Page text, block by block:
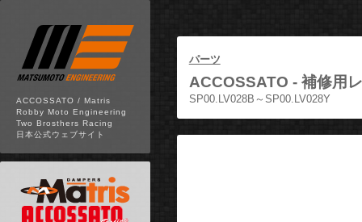
ACCOSSATO / Matris
Robby Moto Engineering
Two Brosthers Racing
日本公式ウェブサイト
パーツ
ACCOSSATO - 補修用
SP00.LV028B～SP00.LV028Y